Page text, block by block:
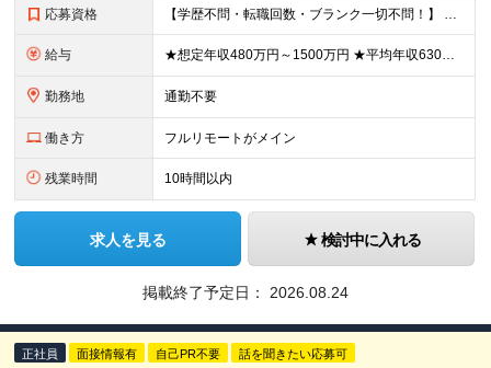
応募資格 【学歴不問・転職回数・ブランク一切不問！】 ●ITエンジニアとしての実務経験をお持ちの方（言語、年数不問） ★「今の会社ではキャリアが描けない」「もっと評価されたい」という方にピッタリの環境 ★運用
給与 ★想定年収480万円～1500万円 ★平均年収630万円 ★還元率は業界最高水準の80％以上 ★全員が年収UPの実績あり ◆月給38万円～110万円＋各種手当 ※スキル・経験・能力を考慮して決定しま
勤務地 通勤不要
働き方 フルリモートがメイン
残業時間 10時間以内
求人を見る 検討中に入れる
掲載終了予定日： 2026.08.24
正社員 面接情報有 自己PR不要 話を聞きたい応募可